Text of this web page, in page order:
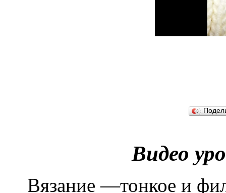
Видео
Вязание —тонкое и